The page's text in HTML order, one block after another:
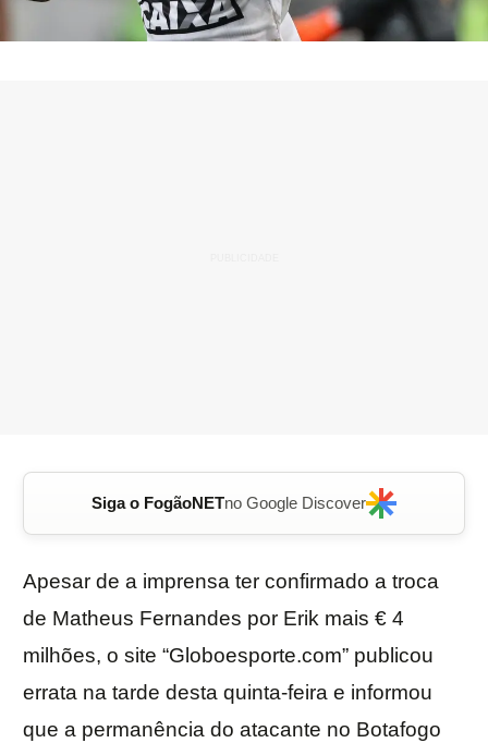
Siga o FogãoNETno Google Discover
Apesar de a imprensa ter confirmado a troca
de Matheus Fernandes por Erik mais € 4
milhões, o site “Globoesporte.com” publicou
errata na tarde desta quinta-feira e informou
que a permanência do atacante no Botafogo